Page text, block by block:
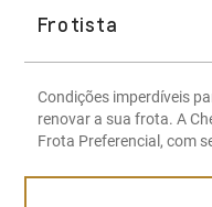
Frotista
Condições imperdíveis
renovar a sua frota. A
Frota Preferencial, com